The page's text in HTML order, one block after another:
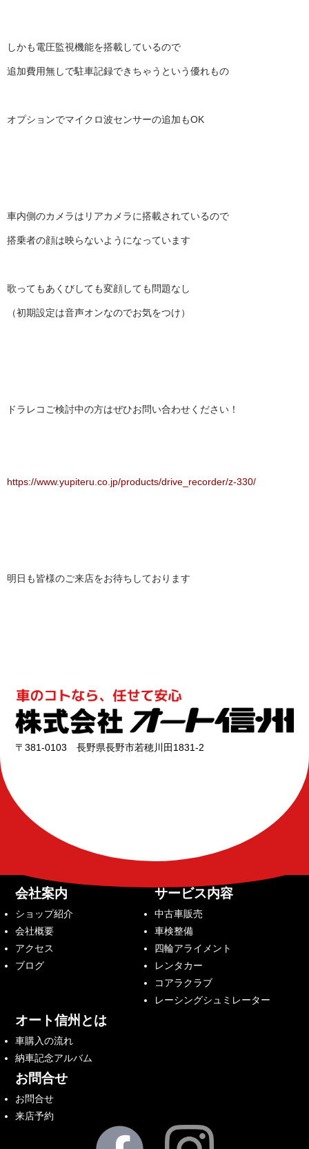
しかも電圧監視機能を搭載しているので
追加費用無しで駐車記録できちゃうという優れもの
オプションでマイクロ波センサーの追加もOK
車内側のカメラはリアカメラに搭載されているので
搭乗者の顔は映らないようになっています
歌ってもあくびしても変顔しても問題なし
（初期設定は音声オンなのでお気をつけ）
ドラレコご検討中の方はぜひお問い合わせください！
https://www.yupiteru.co.jp/products/drive_recorder/z-330/
明日も皆様のご来店をお待ちしております
〒381-0103 長野県長野市若穂川田1831-2
会社案内
ショップ紹介
会社概要
アクセス
ブログ
サービス内容
中古車販売
車検整備
四輪アライメント
レンタカー
コアラクラブ
レーシングシュミレーター
オート信州とは
車購入の流れ
納車記念アルバム
お問合せ
お問合せ
来店予約